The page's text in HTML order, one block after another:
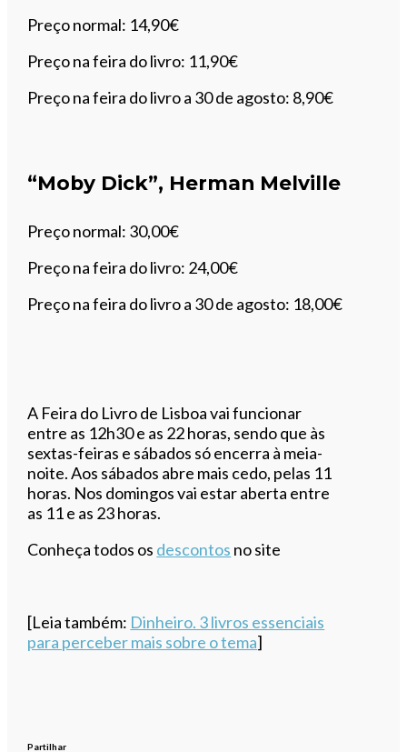
Preço normal: 14,90€
Preço na feira do livro: 11,90€
Preço na feira do livro a 30 de agosto: 8,90€
“Moby Dick”, Herman Melville
Preço normal: 30,00€
Preço na feira do livro: 24,00€
Preço na feira do livro a 30 de agosto: 18,00€
A Feira do Livro de Lisboa vai funcionar
entre as 12h30 e as 22 horas, sendo que às
sextas-feiras e sábados só encerra à meia-
noite. Aos sábados abre mais cedo, pelas 11
horas. Nos domingos vai estar aberta entre
as 11 e as 23 horas.
Conheça todos os descontos no site
[Leia também: Dinheiro. 3 livros essenciais
para perceber mais sobre o tema]
Partilhar